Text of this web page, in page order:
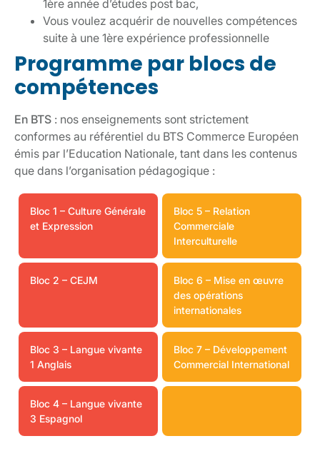
1ère année d’études post bac,
Vous voulez acquérir de nouvelles compétences
suite à une 1ère expérience professionnelle
Programme par blocs de
compétences
En BTS : nos enseignements sont strictement
conformes au référentiel du BTS Commerce Européen
émis par l’Education Nationale, tant dans les contenus
que dans l’organisation pédagogique :
Bloc 1 – Culture Générale
et Expression
Bloc 5 – Relation
Commerciale
Interculturelle
Bloc 2 – CEJM
Bloc 6 – Mise en œuvre
des opérations
internationales
Bloc 3 – Langue vivante
1 Anglais
Bloc 7 – Développement
Commercial International
Bloc 4 – Langue vivante
3 Espagnol